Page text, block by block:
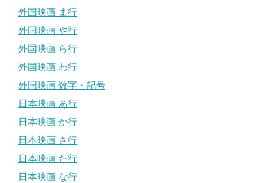
外国映画 ま行
外国映画 や行
外国映画 ら行
外国映画 わ行
外国映画 数字・記号
日本映画 あ行
日本映画 か行
日本映画 さ行
日本映画 た行
日本映画 な行